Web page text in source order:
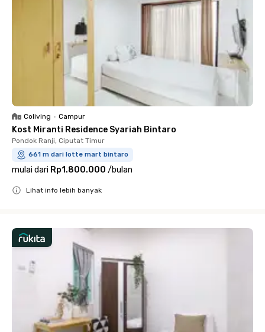
Coliving • Campur
Kost Miranti Residence Syariah Bintaro
Pondok Ranji, Ciputat Timur
661 m dari lotte mart bintaro
mulai dari Rp1.800.000 /bulan
Lihat info lebih banyak